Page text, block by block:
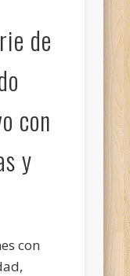
de
con
y
con